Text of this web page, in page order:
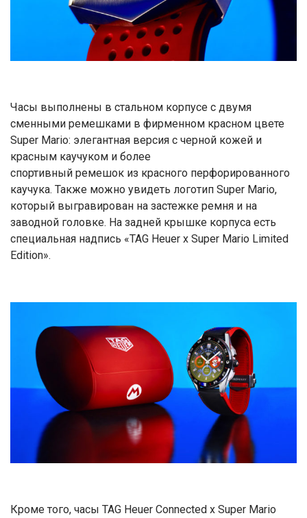
Часы выполнены в стальном корпусе с двумя
сменными ремешками в фирменном красном цвете
Super Mario: элегантная версия с черной кожей и
красным каучуком и более
спортивный ремешок из красного перфорированного
каучука. Также можно увидеть логотип Super Mario,
который выгравирован на застежке ремня и на
заводной головке. На задней крышке корпуса есть
специальная надпись «TAG Heuer x Super Mario Limited
Edition».
Кроме того, часы TAG Heuer Connected x Super Mario